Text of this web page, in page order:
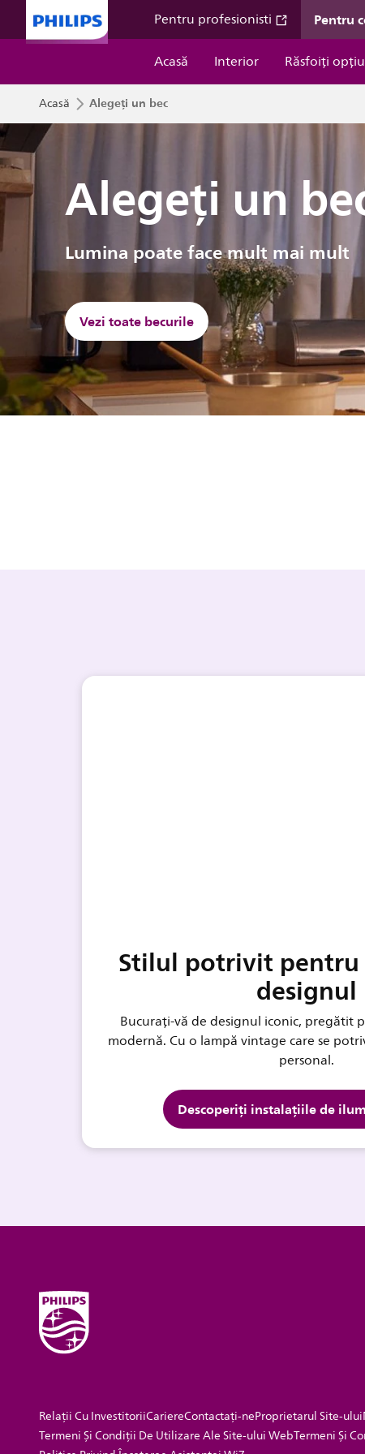
Pentru profesionisti Pentru
Acasă
Interior Răsfoiți
Acasă Alegeți un bec
Alegeți un
Lumina poate face mult mai mult
Vezi toate becurile
Stilul potrivit pentru
designul
Bucurați-vă de designul iconic, pregătit
modernă. Cu o lampă vintage care se
personal.
Descoperiți instalațiile de
Relații Cu InvestitoriiCariereContactaţi-neProprietarul Site-ului
Termeni Și Condiții De Utilizare Ale Site-ului WebTermeni Și